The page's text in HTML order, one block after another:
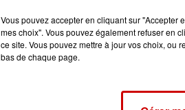
Vous pouvez accepter en cliquant sur "Accepter
mes choix". Vous pouvez également refuser en
ce site. Vous pouvez mettre à jour vos choix, ou
bas de chaque page.